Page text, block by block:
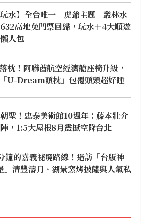
玩水】全台唯一「虎爺主題」叢林水
高地免門票回歸，玩水＋4大順遊
人包
枕！阿聯酋航空經濟艙座椅升級，
U-Dream頭枕」包覆頭頸超好睡
聖！忠泰美術館10週年：藤本壯介
，1:5大屋根8月震撼空降台北
鐘的嘉義祕境路線！造訪「台版神
」清豐濤月、湖景窯烤披薩與人氣私